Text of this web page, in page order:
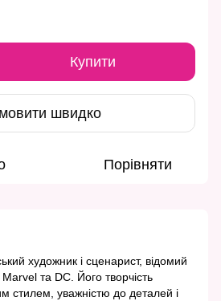
Купити
швидко
Порівняти
художник і сценарист, відомий
та DC. Його творчість
стилем, уважністю до деталей і